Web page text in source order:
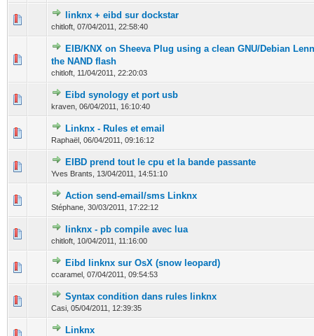
linknx + eibd sur dockstar
chitloft, 07/04/2011, 22:58:40
0 Votes - 0 sur 5 en moyenne
12 345
EIB/KNX on Sheeva Plug using a clean GNU/Debian
the NAND flash
chitloft, 11/04/2011, 22:20:03
0 Votes - 0 sur 5 en moyenne
Eibd synology et port usb
kraven, 06/04/2011, 16:10:40
0 Votes - 0 sur 5 en moyenne
12345
Linknx - Rules et email
Raphaël, 06/04/2011, 09:16:12
0 Votes - 0 sur 5 en moyenne
12 345
EIBD prend tout le cpu et la bande passante
Yves Brants, 13/04/2011, 14:51:10
0 Votes - 0 sur 5 en moyenne
12345
Action send-email/sms Linknx
Stéphane, 30/03/2011, 17:22:12
0 Votes - 0 sur 5 en moyenne
12345
linknx - pb compile avec lua
chitloft, 10/04/2011, 11:16:00
0 Votes - 0 sur 5 en moyenne
1234 5
Eibd linknx sur OsX (snow leopard)
ccaramel, 07/04/2011, 09:54:53
0 Votes - 0 sur 5 en moyenne
1 2345
Syntax condition dans rules linknx
Casi, 05/04/2011, 12:39:35
0 Votes - 0 sur 5 en moyenne
12 345
Linknx